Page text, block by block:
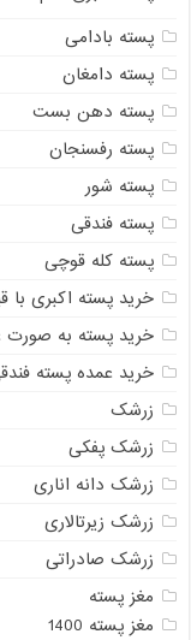
پسته بادامی
پسته دامغان
پسته دهن بست
پسته رفسنجان
پسته شور
پسته فندقی
پسته کله قوچی
خرید پسته اکبری
خرید پسته به صورت
خرید عمده پسته
زرشک
زرشک پفکی
زرشک دانه اناری
زرشک زیرتالاری
زرشک صادراتی
مغز پسته
مغز پسته 1400